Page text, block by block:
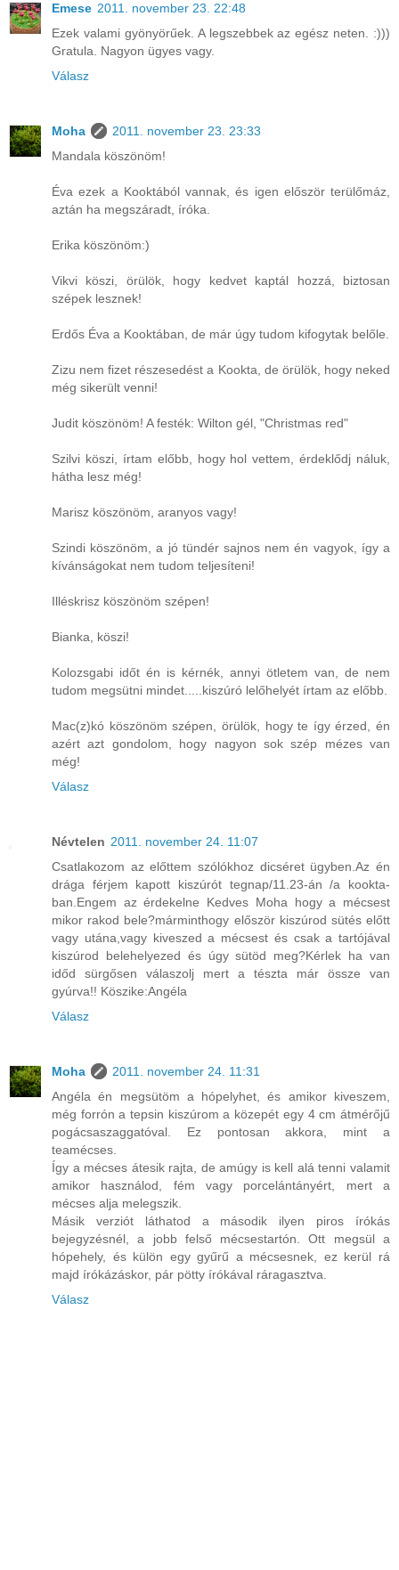
Emese 2011. november 23. 22:48
Ezek valami gyönyörűek. A legszebbek az egész neten. :)))
Gratula. Nagyon ügyes vagy.
Válasz
Moha
2011. november 23. 23:33
Mandala köszönöm!
Éva ezek a Kooktából vannak, és igen először terülőmáz,
aztán ha megszáradt, íróka.
Erika köszönöm:)
Vikvi köszi, örülök, hogy kedvet kaptál hozzá, biztosan
szépek lesznek!
Erdős Éva a Kooktában, de már úgy tudom kifogytak belőle.
Zizu nem fizet részesedést a Kookta, de örülök, hogy neked
még sikerült venni!
Judit köszönöm! A festék: Wilton gél, "Christmas red"
Szilvi köszi, írtam előbb, hogy hol vettem, érdeklődj náluk,
hátha lesz még!
Marisz köszönöm, aranyos vagy!
Szindi köszönöm, a jó tündér sajnos nem én vagyok, így a
kívánságokat nem tudom teljesíteni!
Illéskrisz köszönöm szépen!
Bianka, köszi!
Kolozsgabi időt én is kérnék, annyi ötletem van, de nem
tudom megsütni mindet.....kiszúró lelőhelyét írtam az előbb.
Mac(z)kó köszönöm szépen, örülök, hogy te így érzed, én
azért azt gondolom, hogy nagyon sok szép mézes van
még!
Válasz
Névtelen 2011. november 24. 11:07
Csatlakozom az előttem szólókhoz dicséret ügyben.Az én
drága férjem kapott kiszúrót tegnap/11.23-án /a kookta-
ban.Engem az érdekelne Kedves Moha hogy a mécsest
mikor rakod bele?márminthogy először kiszúrod sütés előtt
vagy utána,vagy kiveszed a mécsest és csak a tartójával
kiszúrod belehelyezed és úgy sütöd meg?Kérlek ha van
időd sürgősen válaszolj mert a tészta már össze van
gyúrva!! Köszike:Angéla
Válasz
Moha
2011. november 24. 11:31
Angéla én megsütöm a hópelyhet, és amikor kiveszem,
még forrón a tepsin kiszúrom a közepét egy 4 cm átmérőjű
pogácsaszaggatóval. Ez pontosan akkora, mint a
teamécses.
Így a mécses átesik rajta, de amúgy is kell alá tenni valamit
amikor használod, fém vagy porcelántányért, mert a
mécses alja melegszik.
Másik verziót láthatod a második ilyen piros írókás
bejegyzésnél, a jobb felső mécsestartón. Ott megsül a
hópehely, és külön egy gyűrű a mécsesnek, ez kerül rá
majd írókázáskor, pár pötty írókával ráragasztva.
Válasz